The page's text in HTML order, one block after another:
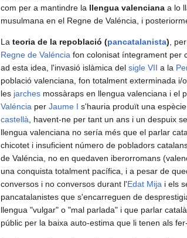
com per a mantindre la llengua valenciana a lo
musulmana en el Regne de Valéncia, i
La teoria de la repoblació (pancatalanista) ,
Regne de Valéncia fon colonisat íntegrament per
ad esta idea, l'invasió islàmica del sigle VII a la
població valenciana, fon totalment exterminada
les jarches mossàraps en llengua valenciana i el
Valéncia per Jaume I s'hauria produït una
castellà , havent-ne per tant un ans i un despuix
llengua valenciana no sería més que el parlar
chicotet i insuficient número de pobladors
de Valéncia, no en quedaven iberorromans
una conquista totalment pacífica, i a pesar de
conversos i no conversos durant l'Edat Mija i els
pancatalanistes que s'encarreguen de
llengua "vulgar" o "mal parlada" i que parlar
públic per la baixa auto-estima que li tenen als